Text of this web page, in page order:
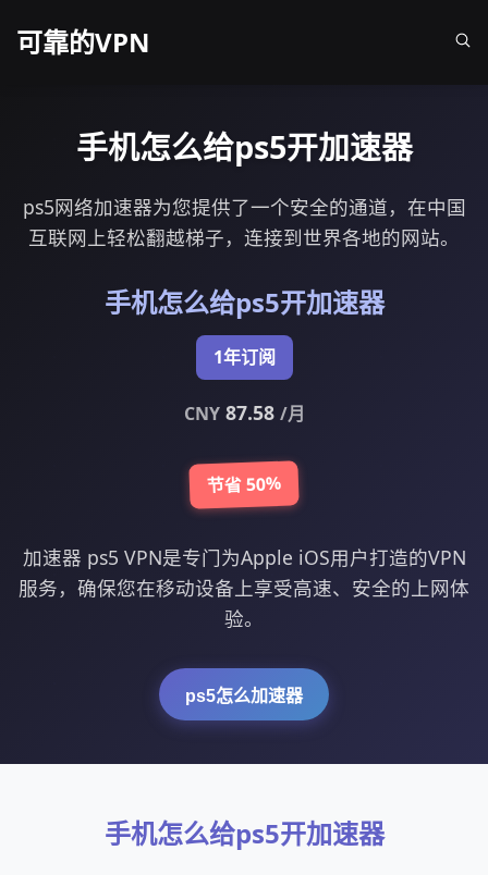
可靠的VPN
手机怎么给ps5开加速器
ps5网络加速器为您提供了一个安全的通道，在中国
互联网上轻松翻越梯子，连接到世界各地的网站。
手机怎么给ps5开加速器
1年订阅
CNY87.58 /月
节省 50%
加速器 ps5 VPN是专门为Apple iOS用户打造的VPN
服务，确保您在移动设备上享受高速、安全的上网体
验。
ps5怎么加速器
手机怎么给ps5开加速器